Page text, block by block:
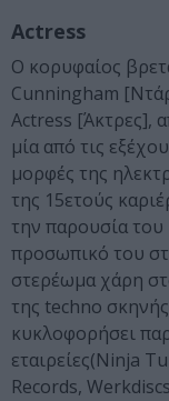
Actress
Ο κορυφαίος
Cunningham
Actress [Άκτρες],
μία από τις
μορφές της
της 15ετούς
την παρουσία του
προσωπικό του
στερέωμα χάρη
της techno
κυκλοφορήσει
εταιρείες(Ninja
Records,